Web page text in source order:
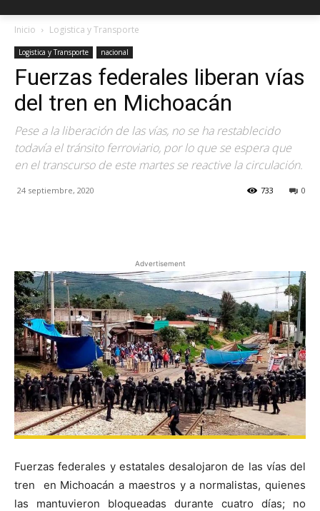
Inicio Logistica y Transporte
Logistica y Transporte nacional
Fuerzas federales liberan vías
del tren en Michoacán
Pese a la liberación de las vías, no se ha restablecido
todavía el tránsito ferroviario, por lo que se espera que
en el transcurso de este martes se reactive la circulación.
24 septiembre, 2020 0
733
Advertisement
Fuerzas federales y estatales desalojaron de las vías del
tren en Michoacán a maestros y a normalistas, quienes
las mantuvieron bloqueadas durante cuatro días; no